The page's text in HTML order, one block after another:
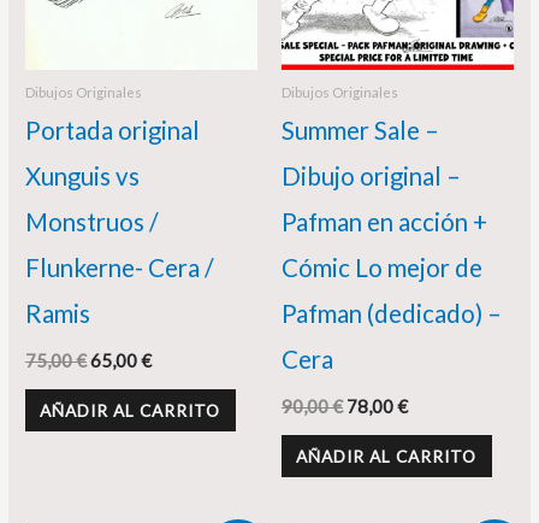
Dibujos Originales
Portada original
Xunguis vs
Monstruos /
Flunkerne- Cera /
Ramis
75,00€65,00€
AÑADIR AL CARRITO
Dibujos Originales
Summer Sale –
Dibujo original –
Pafman en acción +
Cómic Lo mejor de
Pafman (dedicado) –
Cera
90,00€ 78,00€
AÑADIR AL CARRITO